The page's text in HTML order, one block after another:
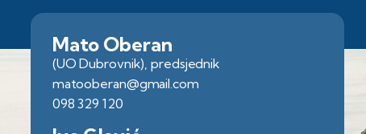
Mato Oberan
(UO Dubrovnik), predsjednik
matooberan@gmail.com
098 329 120